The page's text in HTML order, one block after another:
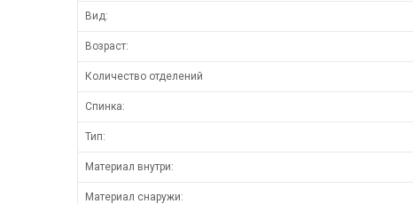
Вид:
Возраст:
Количество отделений
Спинка:
Тип:
Материал внутри:
Материал снаружи: